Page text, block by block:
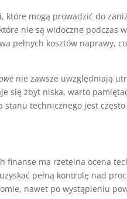
mogą prowadzić do
nie są widoczne podczas
pełnych kosztów naprawy,
nie zawsze uwzględniają
się zbyt niska, warto
technicznego jest
finanse ma rzetelna ocena
pełną kontrolę nad
nawet po wystąpieniu